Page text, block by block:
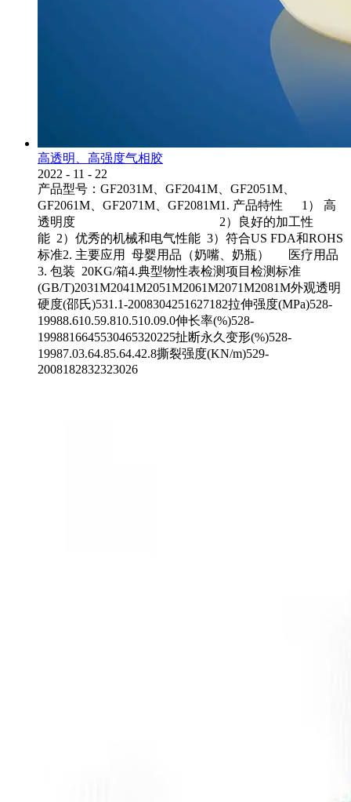
高透明、高强度气相胶
2022 - 11 - 22
产品型号：GF2031M、GF2041M、GF2051M、
GF2061M、GF2071M、GF2081M1. 产品特性 1） 高
透明度 2）良好的加工性
能 2）优秀的机械和电气性能 3）符合US FDA和ROHS
标准2. 主要应用 母婴用品（奶嘴、奶瓶） 医疗用品
3. 包装 20KG/箱4.典型物性表检测项目检测标准
(GB/T)2031M2041M2051M2061M2071M2081M外观透明
硬度(邵氏)531.1-2008304251627182拉伸强度(MPa)528-
19988.610.59.810.510.09.0伸长率(%)528-
1998816645530465320225扯断永久变形(%)528-
19987.03.64.85.64.42.8撕裂强度(KN/m)529-
2008182832323026